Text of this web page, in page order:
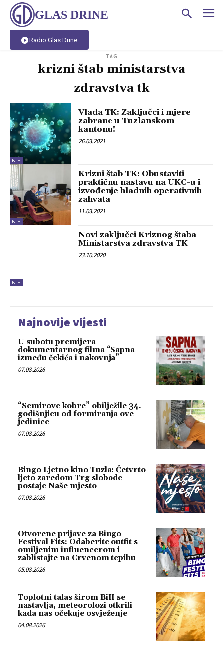
GLAS DRINE
Radio Glas Drine
TAG
krizni štab ministarstva
zdravstva tk
BIH
Vlada TK: Zaključci i mjere
zabrane u Tuzlanskom
kantonu!
26.03.2021
BIH
Krizni štab TK: Obustaviti
praktičnu nastavu na UKC-u i
izvođenje hladnih operativnih
zahvata
11.03.2021
BIH
Novi zaključci Kriznog štaba
Ministarstva zdravstva TK
23.10.2020
Najnovije vijesti
U subotu premijera
dokumentarnog filma “Sapna
između čekića i nakovnja”
07.08.2026
“Semirove kobre” obilježile 34.
godišnjicu od formiranja ove
jedinice
07.08.2026
Bingo Ljetno kino Tuzla: Četvrto
ljeto zaredom Trg slobode
postaje Naše mjesto
07.08.2026
Otvorene prijave za Bingo
Festival Fits: Odaberite outfit s
omiljenim influencerom i
zablistajte na Crvenom tepihu
05.08.2026
Toplotni talas širom BiH se
nastavlja, meteorolozi otkrili
kada nas očekuje osvježenje
04.08.2026